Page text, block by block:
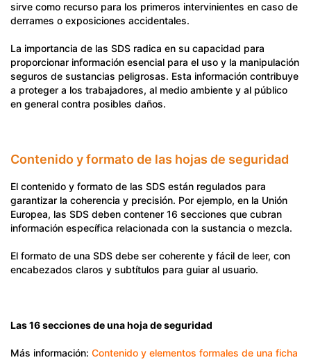
sirve como recurso para los primeros intervinientes en caso de
derrames o exposiciones accidentales.
La importancia de las SDS radica en su capacidad para
proporcionar información esencial para el uso y la manipulación
seguros de sustancias peligrosas. Esta información contribuye
a proteger a los trabajadores, al medio ambiente y al público
en general contra posibles daños.
Contenido y formato de las hojas de seguridad
El contenido y formato de las SDS están regulados para
garantizar la coherencia y precisión. Por ejemplo, en la Unión
Europea, las SDS deben contener 16 secciones que cubran
información específica relacionada con la sustancia o mezcla.
El formato de una SDS debe ser coherente y fácil de leer, con
encabezados claros y subtítulos para guiar al usuario.
Las 16 secciones de una hoja de seguridad
Más información: Contenido y elementos formales de una ficha